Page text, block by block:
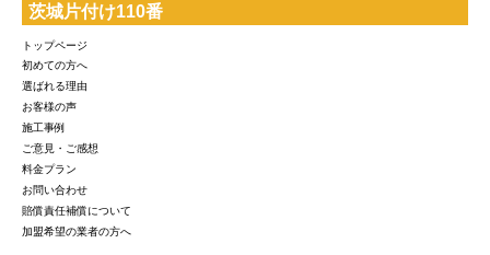
茨城片付け110番
トップページ
初めての方へ
選ばれる理由
お客様の声
施工事例
ご意見・ご感想
料金プラン
お問い合わせ
賠償責任補償について
加盟希望の業者の方へ